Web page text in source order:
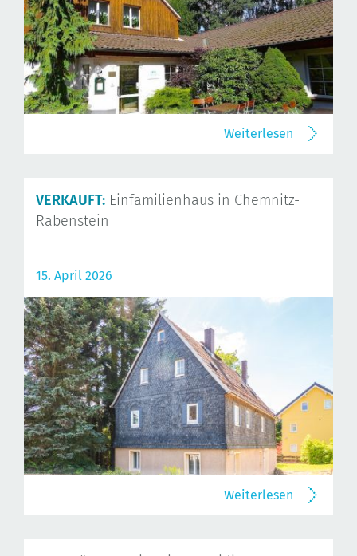
Weiterlesen
VERKAUFT: Einfamilienhaus in Chemnitz-
Rabenstein
15. April 2026
Weiterlesen